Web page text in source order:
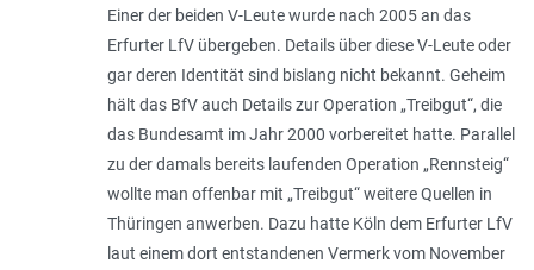
Einer der beiden V-Leute wurde nach 2005 an das
Erfurter LfV übergeben. Details über diese V-Leute oder
gar deren Identität sind bislang nicht bekannt. Geheim
hält das BfV auch Details zur Operation „Treibgut“, die
das Bundesamt im Jahr 2000 vorbereitet hatte. Parallel
zu der damals bereits laufenden Operation „Rennsteig“
wollte man offenbar mit „Treibgut“ weitere Quellen in
Thüringen anwerben. Dazu hatte Köln dem Erfurter LfV
laut einem dort entstandenen Vermerk vom November